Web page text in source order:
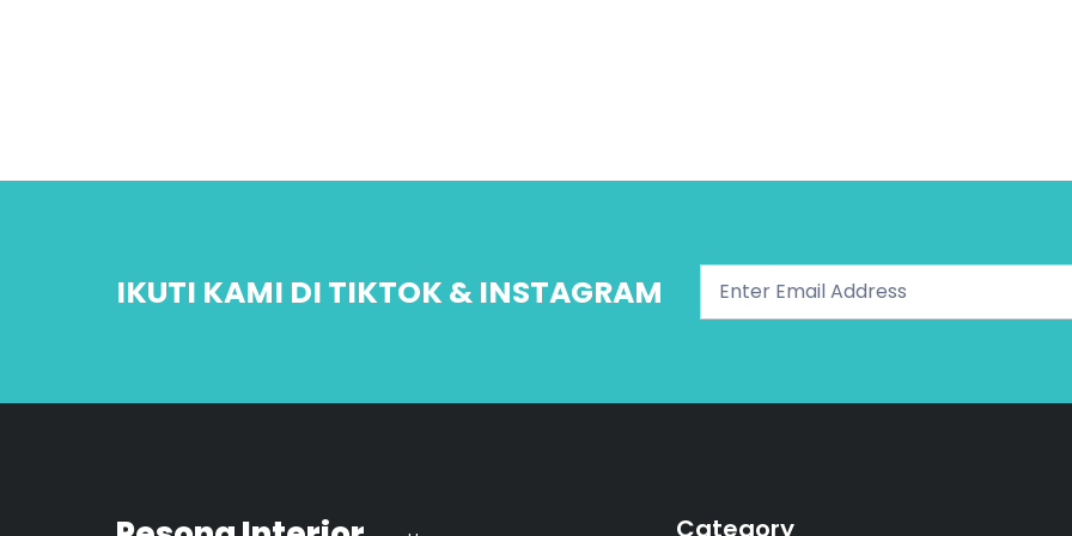
IKUTI KAMI DI TIKTOK & INSTAGRAM
Category